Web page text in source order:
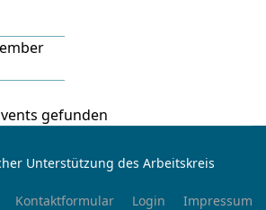
gefunden
Unterstützung des Arbeitskreis
Kontaktformular
Login
Impressum